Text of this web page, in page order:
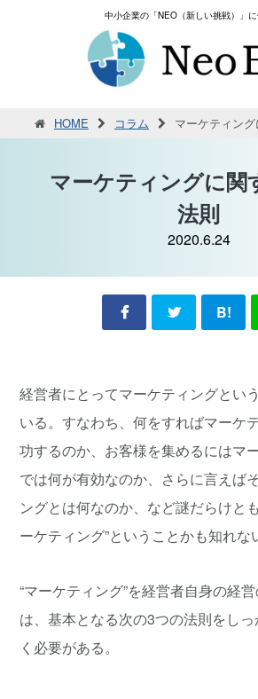
中小企業の「NEO（新しい挑戦）」
HOME コラム マーケティン
マーケティングに関
法則
2020.6.24
B!
経営者にとってマーケティングとい
いる。すなわち、何をすればマーケ
功するのか、お客様を集めるにはマ
では何が有効なのか、さらに言えば
ングとは何なのか、など謎だらけと
ーケティング”ということかも知れな
“マーケティング”を経営者自身の経
は、基本となる次の3つの法則をし
く必要がある。